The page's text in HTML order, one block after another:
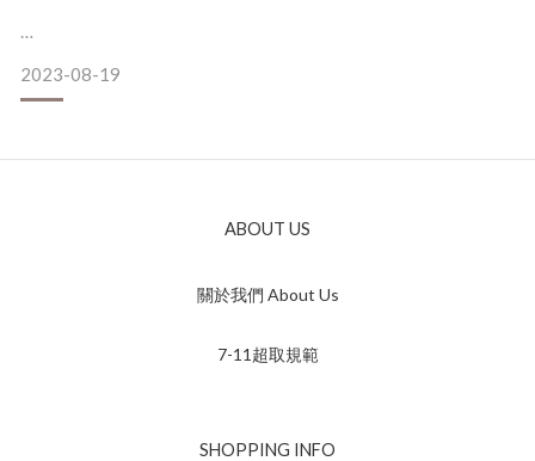
其實7成以上的帽款，材質有韌度、配戴都會稍有彈性
以下介紹 "普遍&#
帽子覺得有一點點鬆，或著覺得因頭型關係，位置希望固定一
常見帽款
2023-08-19
ABOUT US
關於我們 About Us
7-11超取規範
SHOPPING INFO